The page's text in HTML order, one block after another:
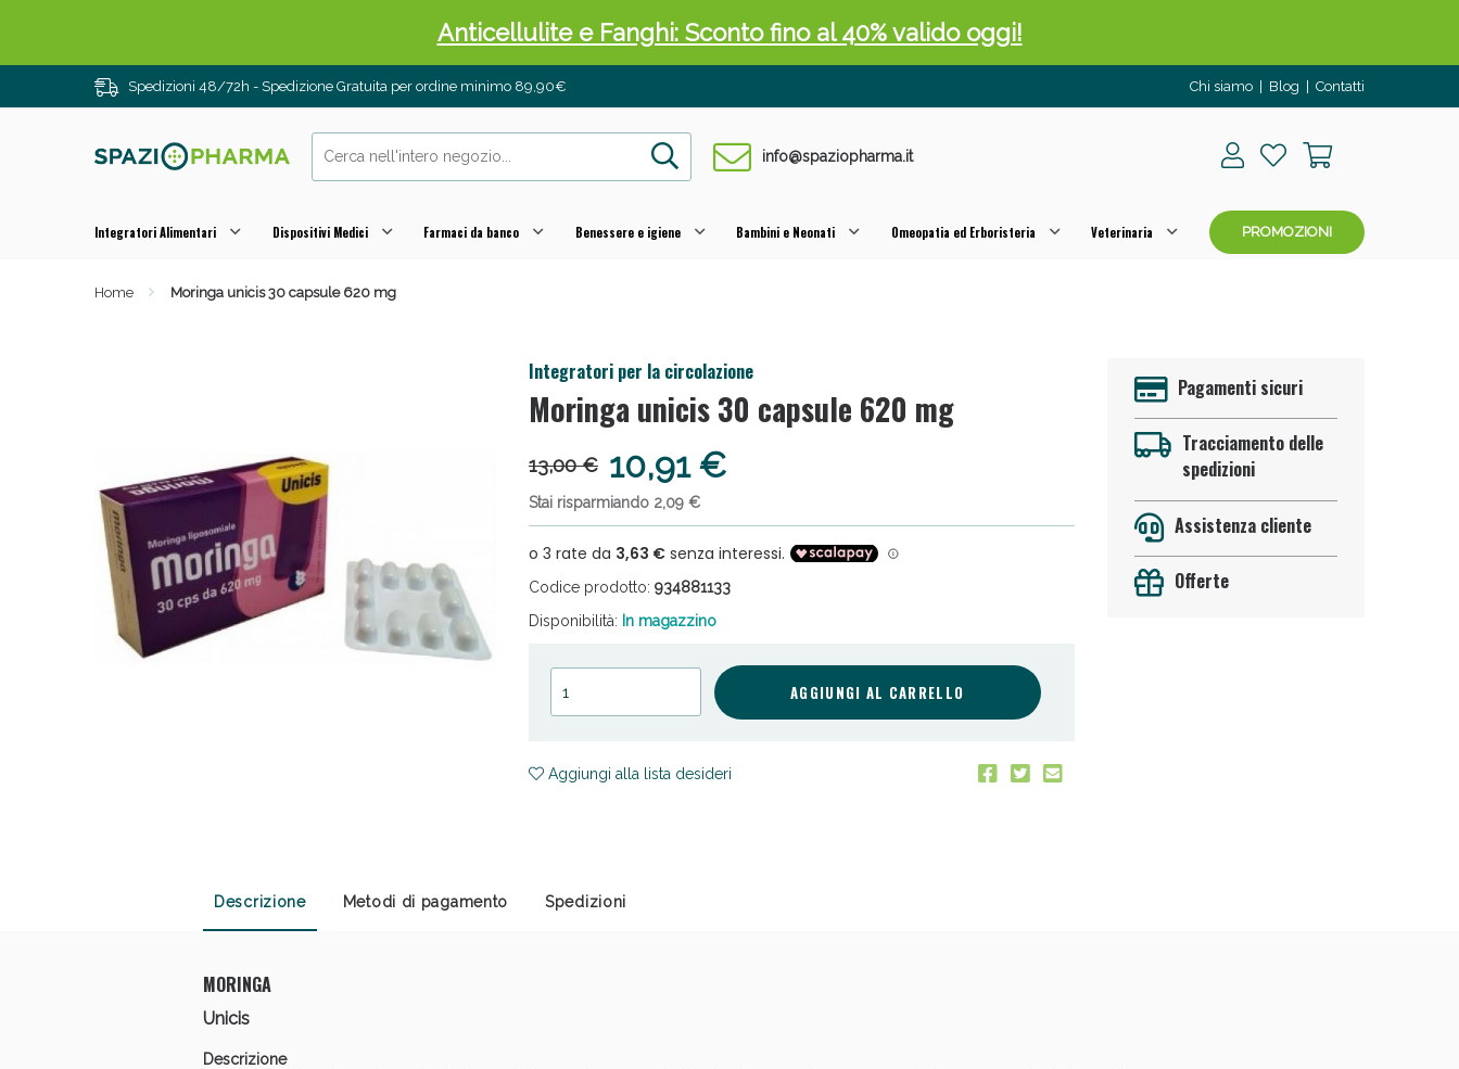
Spedizioni 48/72h - Spedizione Gratuita per ordine minimo 89,90€ Chi siamo Blog Contatti
info@spaziopharma.it
Integratori Alimentari Dispositivi Medici Farmaci da banco Benessere e igiene Bambini e Neonati Omeopatia ed Erboristeria Veterinaria PROMOZIONI
Home Moringa unicis 30 capsule 620 mg
Integratori per la circolazione
Moringa unicis 30 capsule 620 mg
13,00 € 10,91 €
Stai risparmiando 2,09 €
Codice prodotto: 934881133
Disponibilità: In magazzino
AGGIUNGI AL CARRELLO
Aggiungi alla lista desideri
Pagamenti sicuri
Tracciamento delle
spedizioni
Assistenza cliente
Offerte
Descrizione Metodi di pagamento Spedizioni
MORINGA
Unicis
Descrizione
Anticellulite e Fanghi: Sconto fino al 40% valido oggi!
Anticellulite e Fanghi: Sconto fino al 40% valido oggi!
Sconto fino al 55% disponibile oggi!